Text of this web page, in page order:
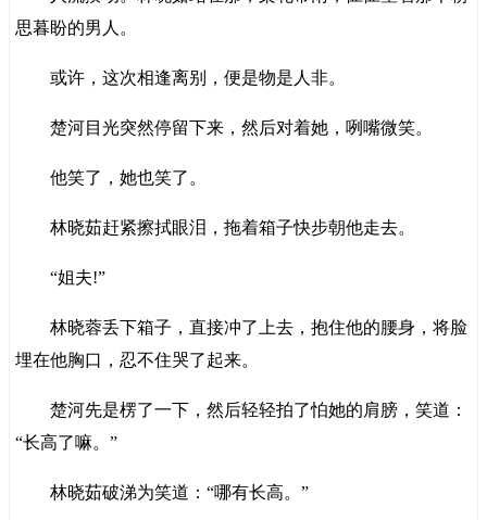
思暮盼的男人。
或许，这次相逢离别，便是物是人非。
楚河目光突然停留下来，然后对着她，咧嘴微笑。
他笑了，她也笑了。
林晓茹赶紧擦拭眼泪，拖着箱子快步朝他走去。
“姐夫!”
林晓蓉丢下箱子，直接冲了上去，抱住他的腰身，将脸
埋在他胸口，忍不住哭了起来。
楚河先是楞了一下，然后轻轻拍了怕她的肩膀，笑道：
“长高了嘛。”
林晓茹破涕为笑道：“哪有长高。”